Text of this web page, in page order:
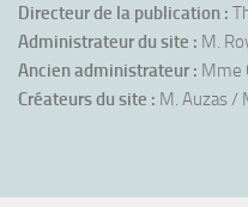
Directeur de la publication :
Administrateur du site : M.
Ancien administrateur : Mme
Créateurs du site : M. Auzas /